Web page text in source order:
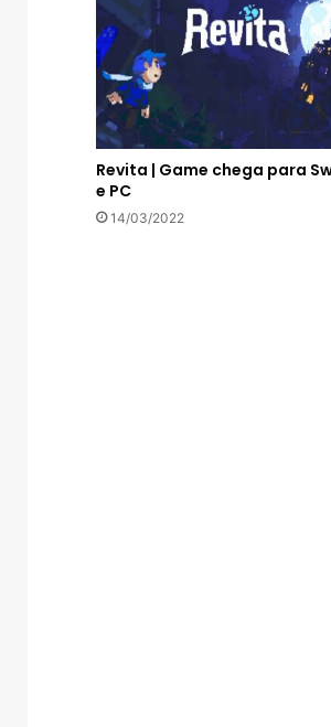
Revita | Game chega para
e PC
14/03/2022